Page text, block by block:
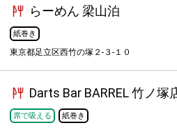
らーめん 梁山泊
紙巻き
東京都足立区西竹の塚２-３-１０
Darts Bar BARREL 竹ノ塚
席で吸える 紙巻き